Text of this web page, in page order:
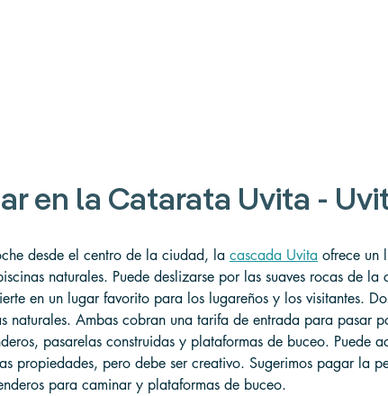
en la Catarata Uvita -
desde el centro de la ciudad, la cascada Uvita ofrece un
naturales. Puede deslizarse por las suaves rocas de la
en un lugar favorito para los lugareños y los visitantes.
naturales. Ambas cobran una tarifa de entrada para pasar
pasarelas construidas y plataformas de buceo. Puede
propiedades, pero debe ser creativo. Sugerimos pagar la
para caminar y plataformas de buceo.